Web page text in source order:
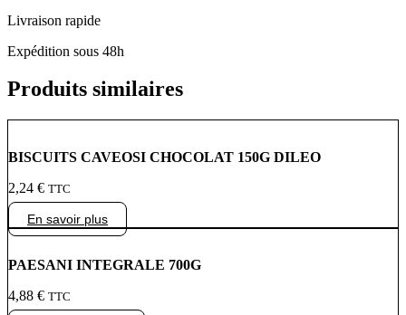
Livraison rapide
Expédition sous 48h
Produits similaires
BISCUITS CAVEOSI CHOCOLAT 150G DILEO
2,24 € TTC
En savoir plus
PAESANI INTEGRALE 700G
4,88 € TTC